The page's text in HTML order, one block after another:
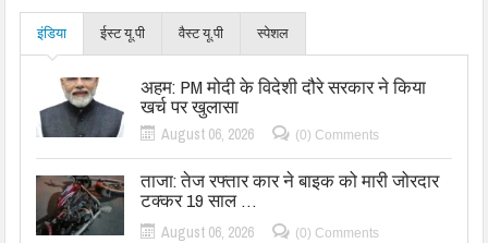
इंडिया ईस्ट यू.पी वैस्ट यू.पी स्पेशल
अहम: PM मोदी के विदेशी दौरे सरकार ने किया
खर्च पर खुलासा
August 06, 2026 (0) Comments
ताजा: तेज रफ्तार कार ने बाइक को मारी जोरदार
टक्कर 19 साल …
August 06, 2026 (0) Comments